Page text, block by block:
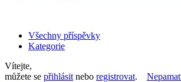
Všechny příspěvky
Kategorie
Vítejte,
můžete se přihlásit nebo registrovat.